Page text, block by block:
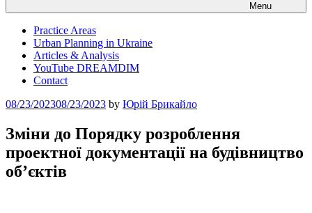
Menu
Practice Areas
Urban Planning in Ukraine
Articles & Analysis
YouTube DREAMDIM
Contact
Posted
08/23/202308/23/2023 by Юрій Брикайло
Зміни до Порядку розроблення
проектної документації на будівництво
об’єктів